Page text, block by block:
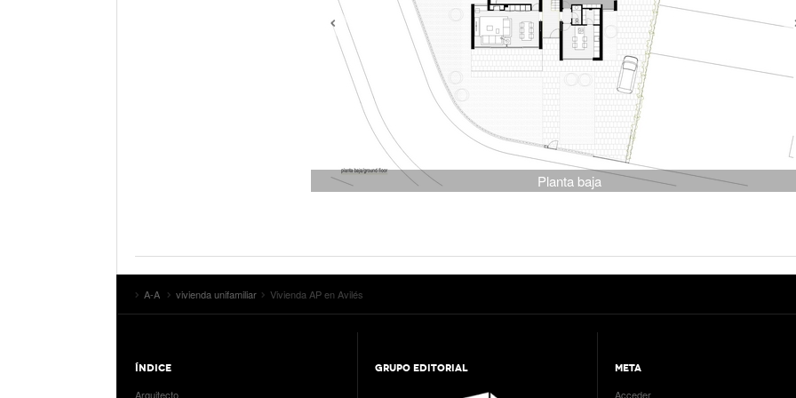
Planta baja
A-A vivienda unifamiliar Vivienda AP en Avilés
ÍNDICE
Arquitecto
GRUPO EDITORIAL META
Acceder